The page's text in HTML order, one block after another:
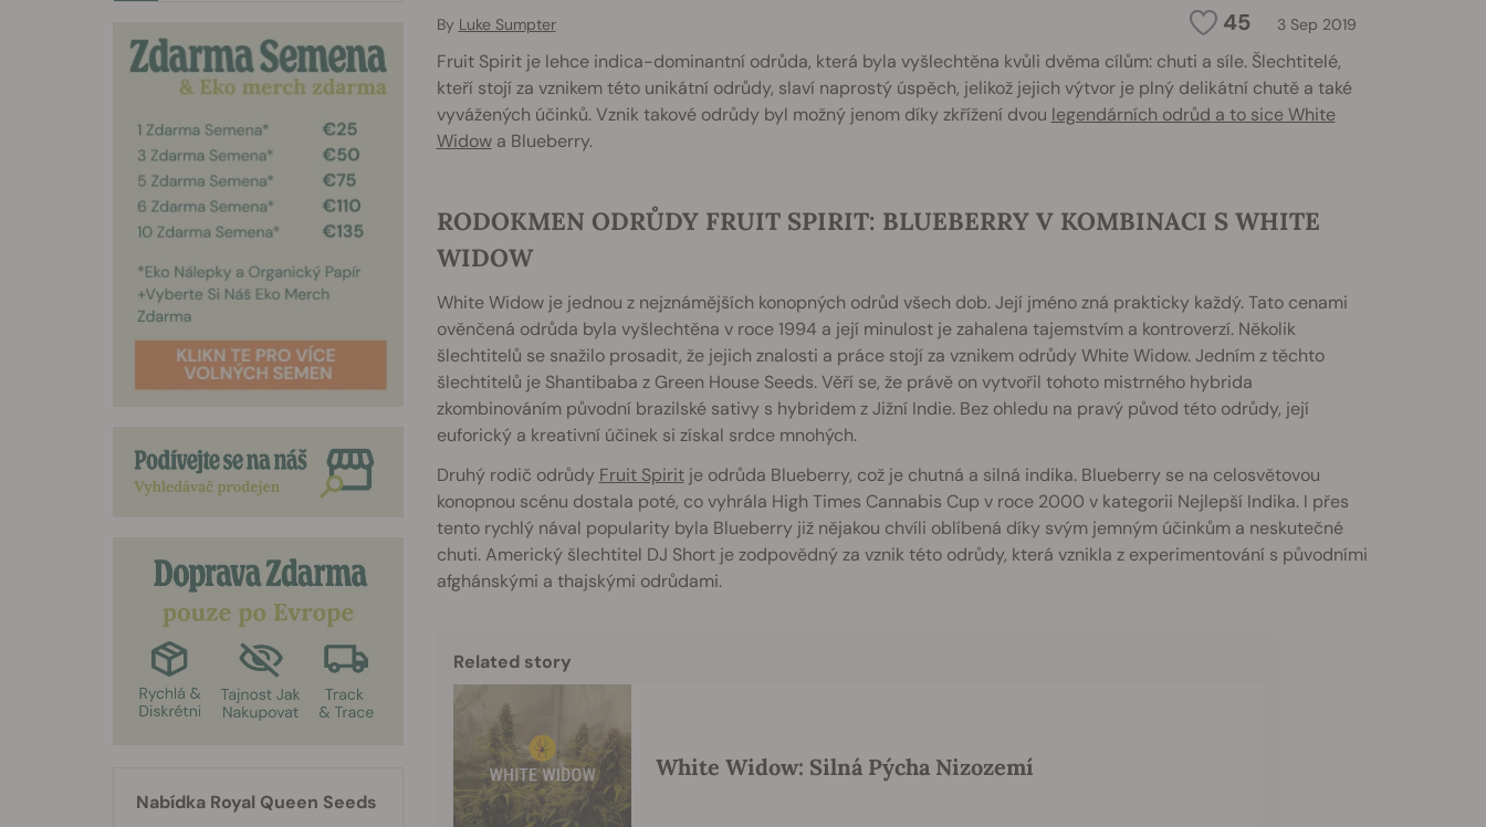
45 3 Sep 2019
By Luke Sumpter
Fruit Spirit je lehce indica-dominantní odrůda, která byla vyšlechtěna kvůli dvěma cílům: chuti a síle. Šlechtitelé,
kteří stojí za vznikem této unikátní odrůdy, slaví naprostý úspěch, jelikož jejich výtvor je plný delikátní chutě a také
vyvážených účinků. Vznik takové odrůdy byl možný jenom díky zkřížení dvou legendárních odrůd a to sice White
Widowa Blueberry.
RODOKMEN ODRŮDY FRUIT SPIRIT: BLUEBERRY V KOMBINACI S WHITE
WIDOW
White Widow je jednou z nejznámějších konopných odrůd všech dob. Její jméno zná prakticky každý. Tato cenami
ověnčená odrůda byla vyšlechtěna v roce 1994 a její minulost je zahalena tajemstvím a kontroverzí. Několik
šlechtitelů se snažilo prosadit, že jejich znalosti a práce stojí za vznikem odrůdy White Widow. Jedním z těchto
šlechtitelů je Shantibaba z Green House Seeds. Věří se, že právě on vytvořil tohoto mistrného hybrida
zkombinováním původní brazilské sativy s hybridem z Jižní Indie. Bez ohledu na pravý původ této odrůdy, její
euforický a kreativní účinek si získal srdce mnohých.
Druhý rodič odrůdy Fruit Spiritje odrůda Blueberry, což je chutná a silná indika. Blueberry se na celosvětovou
konopnou scénu dostala poté, co vyhrála High Times Cannabis Cup v roce 2000 v kategorii Nejlepší Indika. I přes
tento rychlý nával popularity byla Blueberry již nějakou chvíli oblíbená díky svým jemným účinkům a neskutečné
chuti. Americký šlechtitel DJ Short je zodpovědný za vznik této odrůdy, která vznikla z experimentování s původními
afghánskými a thajskými odrůdami.
Related story
White Widow: Silná Pýcha Nizozemí
Nabídka Royal Queen Seeds